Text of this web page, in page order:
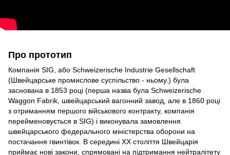
Про прототип
Компанія SIG, або Schweizerische Industrie Gesellschaft
(Швейцарське промислове суспільство - ньому.) була
заснована в 1853 році (перша назва була Schweizerische
Waggon Fabrik, швейцарський вагонний завод, але в 1860 році
з отриманням першого військового контракту, компанія
перейменовується в SIG) і виконувала замовлення
швейцарського федерального міністерства оборони на
постачання гвинтівок. В середині ХХ століття Швейцарія
приймає нові закони, спрямовані на підтримання нейтралітету